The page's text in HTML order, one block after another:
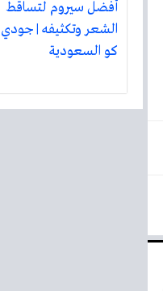
أفضل سيروم لتساقط
الشعر وتكثيفه | جودي
كو السعودية